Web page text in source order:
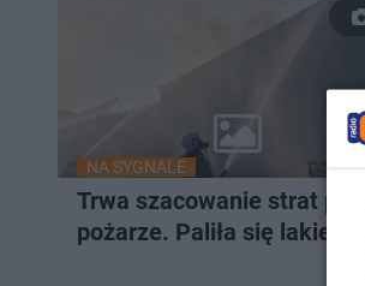
NA SYGNALE
Trwa szacowanie strat po
pożarze. Paliła się lakiernia